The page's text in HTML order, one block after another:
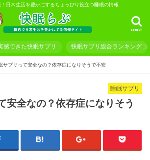
日常生活を豊かにするちょっぴり役立つ睡眠の情報
search
感できた快眠サプリ 快眠サプリ総合ランキング
サプリって安全なの？依存症になりそうで不安
睡眠サプリ
安全なの？依存症になりそう